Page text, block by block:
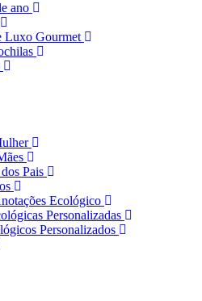
ano
Luxo Gourmet
Pais
Ecológico
Personalizadas
Personalizados